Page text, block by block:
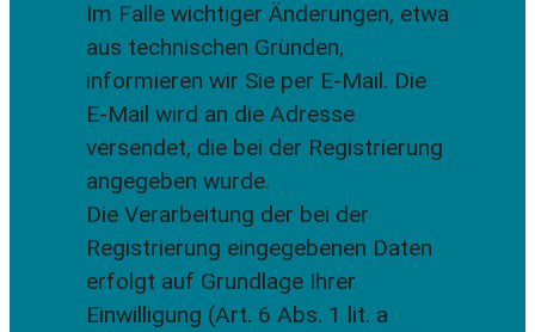
Im Falle wichtiger Änderungen, etwa
aus technischen Gründen,
informieren wir Sie per E-Mail. Die
E-Mail wird an die Adresse
versendet, die bei der Registrierung
angegeben wurde.
Die Verarbeitung der bei der
Registrierung eingegebenen Daten
erfolgt auf Grundlage Ihrer
Einwilligung (Art. 6 Abs. 1 lit. a